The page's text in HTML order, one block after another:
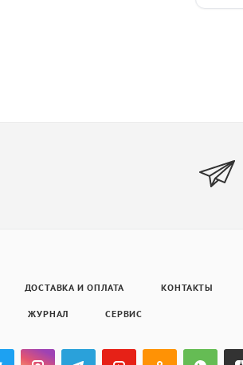
ДОСТАВКА И ОПЛАТА КОНТАКТЫ
ЖУРНАЛ СЕРВИС